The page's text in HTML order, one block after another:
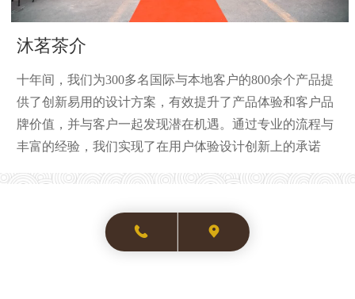
沐茗茶介
十年间，我们为300多名国际与本地客户的800余个产品提
供了创新易用的设计方案，有效提升了产品体验和客户品
牌价值，并与客户一起发现潜在机遇。通过专业的流程与
丰富的经验，我们实现了在用户体验设计创新上的承诺